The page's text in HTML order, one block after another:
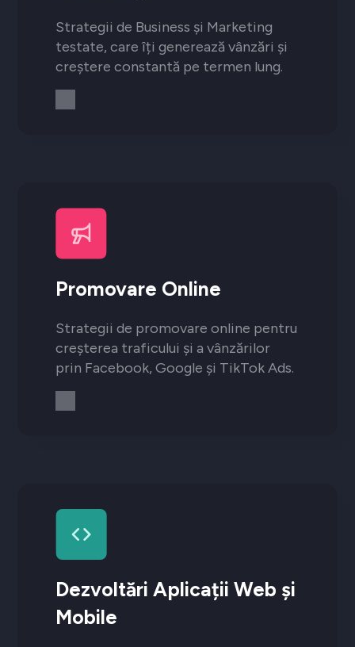
Strategii de Business și Marketing
testate, care îți generează vânzări și
creștere constantă pe termen lung.
Promovare Online
Strategii de promovare online pentru
creșterea traficului și a vânzărilor
prin Facebook, Google și TikTok Ads.
Dezvoltări Aplicații Web și
Mobile